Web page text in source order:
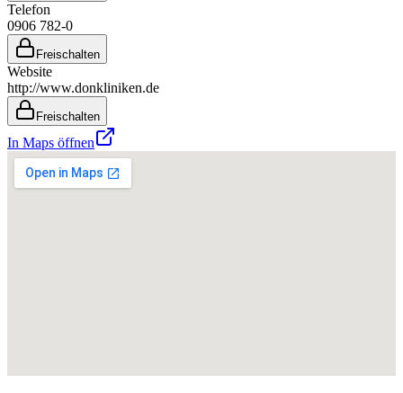
Telefon
0906 782-0
Freischalten
Website
http://www.donkliniken.de
Freischalten
In Maps öffnen